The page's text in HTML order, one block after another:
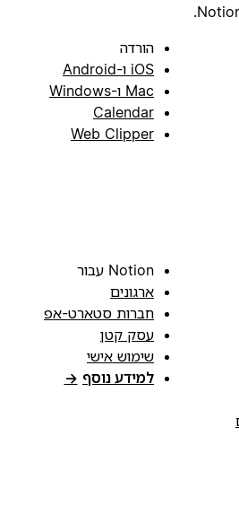
הורדה
iOS ו-Android
Mac ו-Windows
Calendar
Web Clipper
Notion עבור
ארגונים
חברות סטארט-אפ
עסק קטן
שימוש אישי
למידע נוסף →